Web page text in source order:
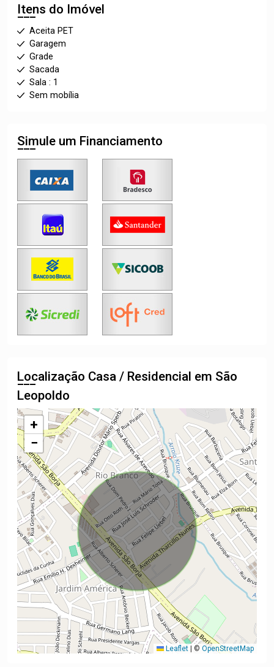
Itens do Imóvel
Aceita PET
Garagem
Grade
Sacada
Sala : 1
Sem mobília
Simule um Financiamento
Localização Casa / Residencial em São
Leopoldo
+
−
Leaflet © OpenStreetMap